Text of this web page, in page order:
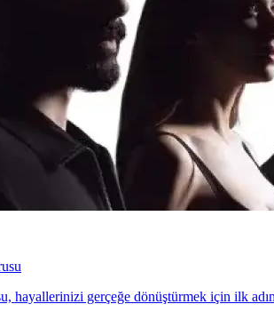
hayallerinizi gerçeğe dönüştürmek için ilk